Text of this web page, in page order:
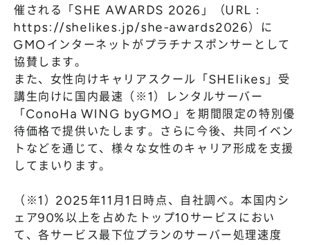
催される「SHE AWARDS 2026」（URL：
https://shelikes.jp/she-awards2026）に
GMOインターネットがプラチナスポンサーとして
協賛します。
また、女性向けキャリアスクール「SHElikes」受
講生向けに国内最速（※1）レンタルサーバー
「ConoHa WING byGMO」を期間限定の特別優
待価格で提供いたします。さらに今後、共同イベン
トなどを通じて、様々な女性のキャリア形成を支援
してまいります。
（※1）2025年11月1日時点、自社調べ。本国内シ
ェア90%以上を占めたトップ10サービスにおい
て、各サービス最下位プランのサーバー処理速度